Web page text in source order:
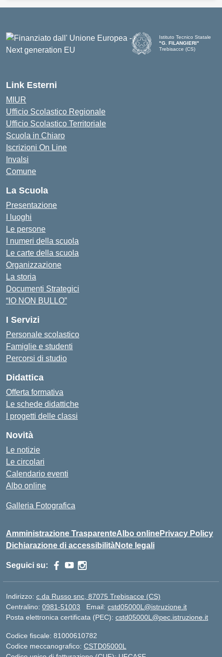
Istituto Tecnico Statale
"G. FILANGIERI"
Trebisacce (CS)
Link Esterni
MIUR
Ufficio Scolastico Regionale
Ufficio Scolastico Territoriale
Scuola in Chiaro
Iscrizioni On Line
Invalsi
Comune
La Scuola
Presentazione
I luoghi
Le persone
I numeri della scuola
Le carte della scuola
Organizzazione
La storia
Documenti Strategici
“IO NON BULLO”
I Servizi
Personale scolastico
Famiglie e studenti
Percorsi di studio
Didattica
Offerta formativa
Le schede didattiche
I progetti delle classi
Novità
Le notizie
Le circolari
Calendario eventi
Albo online
Galleria Fotografica
Amministrazione TrasparenteAlbo onlinePrivacy Policy
Dichiarazione di accessibilitàNote legali
Seguici su:
Indirizzo: c.da Russo snc, 87075 Trebisacce (CS)
Centralino: 0981-51003 Email: cstd05000L@istruzione.it
Posta elettronica certificata (PEC): cstd05000L@pec.istruzione.it
Codice fiscale: 81000610782
Codice meccanografico: CSTD05000L